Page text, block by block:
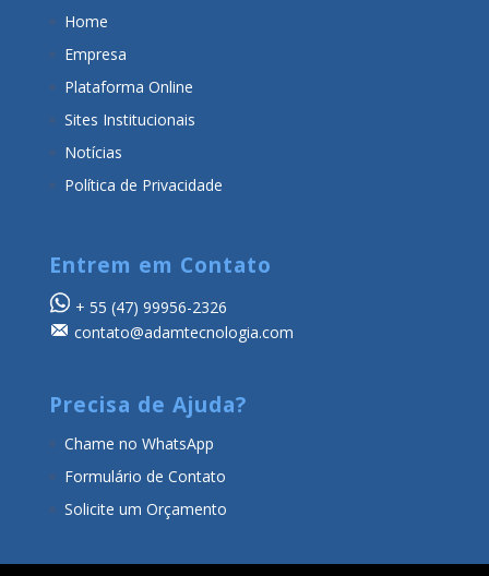
Home
Empresa
Plataforma Online
Sites Institucionais
Notícias
Política de Privacidade
Entrem em Contato
+ 55 (47) 99956-2326
contato@adamtecnologia.com
Precisa de Ajuda?
Chame no WhatsApp
Formulário de Contato
Solicite um Orçamento